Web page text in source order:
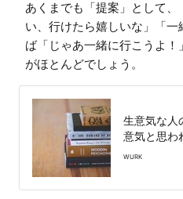
あくまでも「提案」として
い、行けたら嬉しいな」「
ば「じゃあ一緒に行こうよ
がほとんどでしょう。
生意気な人
意気と思わ
WURK